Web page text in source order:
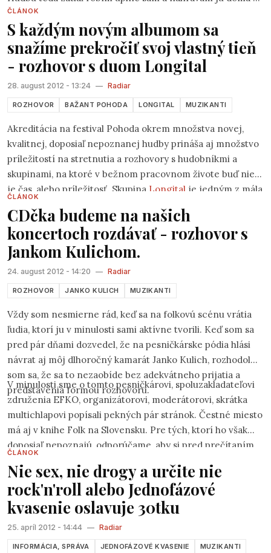
provizórnych podmienkach no veľmi rád by som chcel
hrať s kapelou aj naživo a to čo najviac, tak si to zvážte
prípadny záujemcovia :)) Mám rád ľudovú hudbu slovenskú
preto by som určite túto vlastnosť odcenil :)
ČLÁNOK
S každým novým albumom sa
snažíme prekročiť svoj vlastný tieň
- rozhovor s duom Longital
28. august 2012 - 13:24 — Radiar
ROZHOVOR BAŽANT POHODA LONGITAL MUZIKANTI
Akreditácia na festival Pohoda okrem množstva novej,
kvalitnej, doposiaľ nepoznanej hudby prináša aj množstvo
príležitostí na stretnutia a rozhovory s hudobníkmi a
skupinami, na ktoré v bežnom pracovnom živote buď nie
je čas, alebo príležitosť. Skupina Longital je jedným z mála
pracovitosťou, charizmou, talentom a zanovitosťou
dokázali preraziť nielen na Slovensku, ale aj ďaleko za jeho
hranicami. O tom, ako žijú, tvoria, nahrávajú a cestujú
Dano (D) aj Šina (Š) ochotne porozprávali exkluzívne pre
Folk.sk.
ČLÁNOK
CDčka budeme na našich
koncertoch rozdávať - rozhovor s
Jankom Kulichom.
24. august 2012 - 14:20 — Radiar
ROZHOVOR JANKO KULICH MUZIKANTI
Vždy som nesmierne rád, keď sa na folkovú scénu vrátia
ľudia, ktorí ju v minulosti sami aktívne tvorili. Keď som sa
pred pár dňami dozvedel, že na pesničkárske pódia hlási
návrat aj môj dlhoročný kamarát Janko Kulich, rozhodol
som sa, že sa to nezaobíde bez adekvátneho prijatia a
predstavenia formou rozhovoru.
V minulosti sme o tomto pesničkárovi, spoluzakladateľovi
združenia EFKO, organizátorovi, moderátorovi, skrátka
multichlapovi popísali pekných pár stránok. Čestné miesto
má aj v knihe Folk na Slovensku. Pre tých, ktorí ho však
doposiaľ nepoznajú, odporúčame, aby si pred prečítaním
umiestnené na spodku stránky.
ČLÁNOK
Nie sex, nie drogy a určite nie
rock'n'roll alebo Jednofázové
kvasenie oslavuje 30tku
25. apríl 2012 - 14:44 — Radiar
INFORMÁCIA, SPRÁVA JEDNOFÁZOVÉ KVASENIE MUZIKANTI